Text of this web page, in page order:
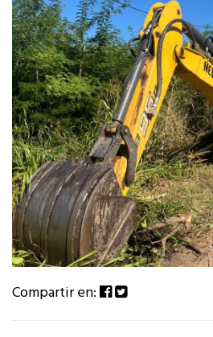
Compartir en: